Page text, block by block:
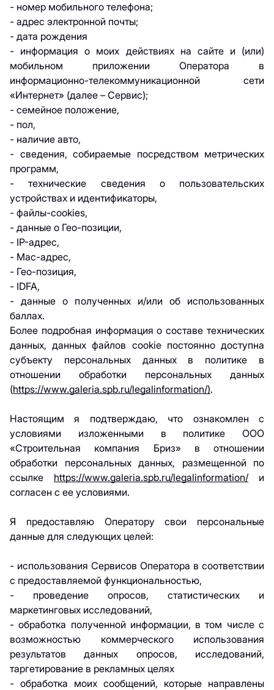
- номер мобильного телефона;
- адрес электронной почты;
- дата рождения
- информация о моих действиях на сайте и (или)
мобильном приложении Оператора в
информационно-телекоммуникационной сети
«Интернет» (далее – Сервис);
- семейное положение,
- пол,
- наличие авто,
- сведения, собираемые посредством метрических
программ,
- технические сведения о пользовательских
устройствах и идентификаторы,
- файлы-cookies,
- данные о Гео-позиции,
- IP-адрес,
- Mac-адрес,
- Гео-позиция,
- IDFA,
- данные о полученных и/или об использованных
баллах.
Более подробная информация о составе технических
данных, данных файлов cookie постоянно доступна
субъекту персональных данных в политике в
отношении обработки персональных данных
(https://www.galeria.spb.ru/legalinformation/).
Настоящим я подтверждаю, что ознакомлен с
условиями изложенными в политике ООО
«Строительная компания Бриз» в отношении
обработки персональных данных, размещенной по
ссылке https://www.galeria.spb.ru/legalinformation/ и
согласен с ее условиями.
Я предоставляю Оператору свои персональные
данные для следующих целей:
- использования Сервисов Оператора в соответствии
с предоставляемой функциональностью,
- проведение опросов, статистических и
маркетинговых исследований,
- обработка полученной информации, в том числе с
возможностью коммерческого использования
результатов данных опросов, исследований,
таргетирование в рекламных целях
- обработка моих сообщений, которые направлены